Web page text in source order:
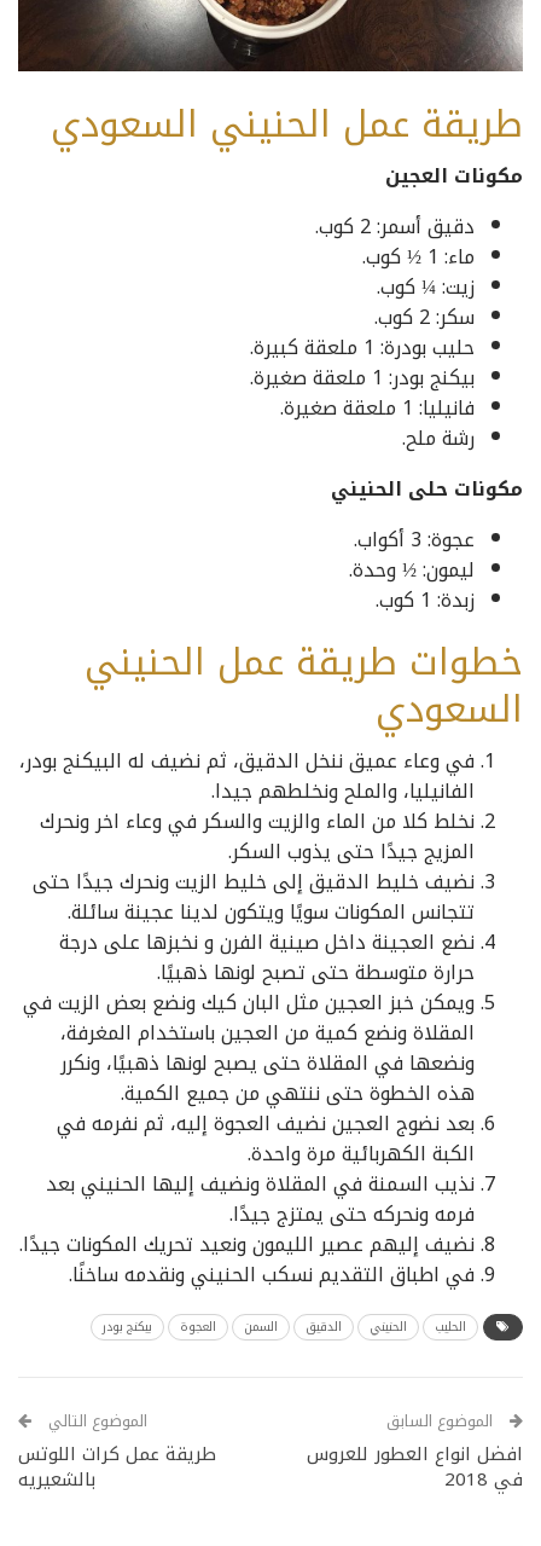
طريقة عمل الحنيني السعودي
مكونات العجين
دقيق أسمر: 2 كوب.
ماء: 1 ½ كوب.
زيت: ¼ كوب.
سكر: 2 كوب.
حليب بودرة: 1 ملعقة كبيرة.
بيكنج بودر: 1 ملعقة صغيرة.
فانيليا: 1 ملعقة صغيرة.
رشة ملح.
مكونات حلى الحنيني
عجوة: 3 أكواب.
ليمون: ½ وحدة.
زبدة: 1 كوب.
خطوات طريقة عمل الحنيني
السعودي
في وعاء عميق ننخل الدقيق، ثم نضيف له البيكنج بودر،
الفانيليا، والملح ونخلطهم جيدا.
نخلط كلا من الماء والزيت والسكر في وعاء اخر ونحرك
المزيج جيدًا حتى يذوب السكر.
نضيف خليط الدقيق إلى خليط الزيت ونحرك جيدًا حتى
تتجانس المكونات سويًا ويتكون لدينا عجينة سائلة.
نضع العجينة داخل صينية الفرن و نخبزها على درجة
حرارة متوسطة حتى تصبح لونها ذهبيًا.
ويمكن خبز العجين مثل البان كيك ونضع بعض الزيت في
المقلاة ونضع كمية من العجين باستخدام المغرفة،
ونضعها في المقلاة حتى يصبح لونها ذهبيًا، ونكرر
هذه الخطوة حتى ننتهي من جميع الكمية.
بعد نضوج العجين نضيف العجوة إليه، ثم نفرمه في
الكبة الكهربائية مرة واحدة.
نذيب السمنة في المقلاة ونضيف إليها الحنيني بعد
فرمه ونحركه حتى يمتزج جيدًا.
نضيف إليهم عصير الليمون ونعيد تحريك المكونات جيدًا.
في اطباق التقديم نسكب الحنيني ونقدمه ساخنًا.
الحليب الحنيني الدقيق السمن العجوة بيكنج بودر
الموضوع السابق
افضل انواع العطور للعروس
في 2018
الموضوع التالي
طريقة عمل كرات اللوتس
بالشعيريه